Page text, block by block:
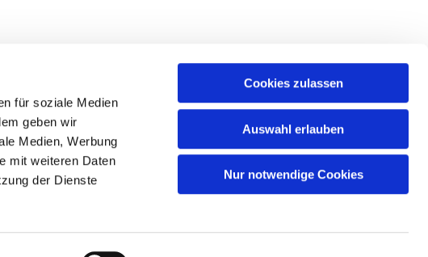
für soziale Medien
geben wir
Medien, Werbung
mit weiteren Daten
der Dienste
Cookies zulassen
Auswahl erlauben
Nur notwendige Cookies